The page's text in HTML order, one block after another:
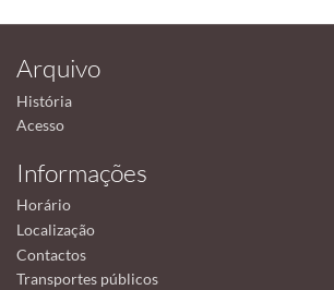
Arquivo
História
Acesso
Informações
Horário
Localização
Contactos
Transportes públicos